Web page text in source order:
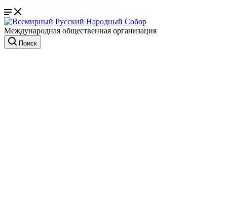
Международная общественная организация
Поиск